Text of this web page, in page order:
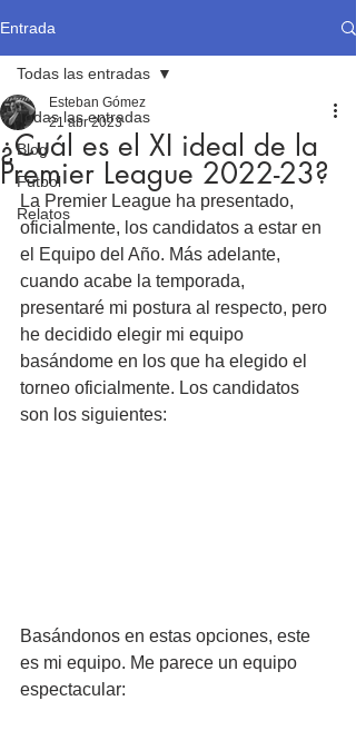
Entrada
Todas las entradas
Blog
Fútbol
Relatos
Todas las entradas
¿Cuál es el XI ideal de la
Premier League 2022-23?
Esteban Gómez
21 abr 2023
La Premier League ha presentado,
oficialmente, los candidatos a estar en
el Equipo del Año. Más adelante,
cuando acabe la temporada,
presentaré mi postura al respecto, pero
he decidido elegir mi equipo
basándome en los que ha elegido el
torneo oficialmente. Los candidatos
son los siguientes:
Basándonos en estas opciones, este
es mi equipo. Me parece un equipo
espectacular: